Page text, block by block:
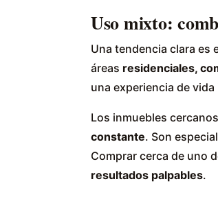
Uso mixto:
Una tendencia clara es
áreas residenciales,
una experiencia de
Los inmuebles
constante. Son
Comprar cerca de uno
resultados palpables.